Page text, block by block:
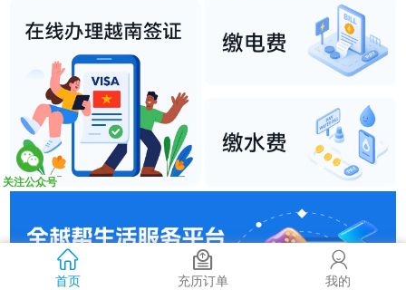
关注公众号
首页 充历订单 我的